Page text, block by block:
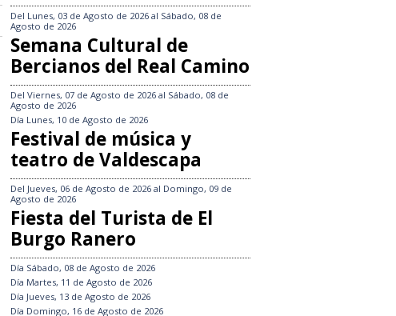
Del Lunes, 03 de Agosto de 2026 al Sábado, 08 de
Agosto de 2026
Semana Cultural de
Bercianos del Real Camino
Del Viernes, 07 de Agosto de 2026 al Sábado, 08 de
Agosto de 2026
Día Lunes, 10 de Agosto de 2026
Festival de música y
teatro de Valdescapa
Del Jueves, 06 de Agosto de 2026 al Domingo, 09 de
Agosto de 2026
Fiesta del Turista de El
Burgo Ranero
Día Sábado, 08 de Agosto de 2026
Día Martes, 11 de Agosto de 2026
Día Jueves, 13 de Agosto de 2026
Día Domingo, 16 de Agosto de 2026